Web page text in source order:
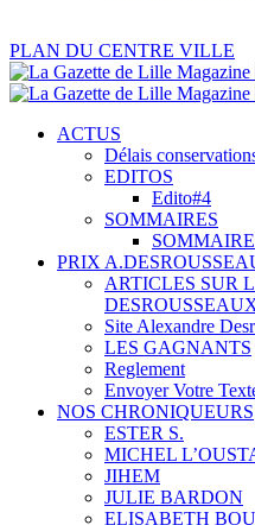
PLAN DU CENTRE VILLE
ACTUS
Délais
EDITOS
Edito#4
SOMMAIRES
PRIX
ARTICLES SUR
Site Alexandre
LES GAGNANTS
Reglement
Envoyer Votre
NOS CHRONIQUEURS
ESTER S.
MICHEL
JIHEM
JULIE BARDON
ELISABETH